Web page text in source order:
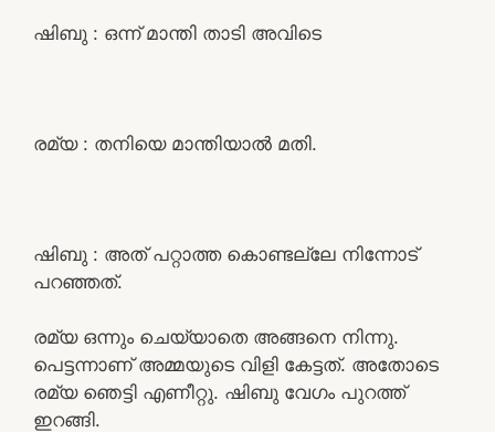
ഷിബു : ഒന്ന് മാന്തി താടി അവിടെ
രമ്യ : തനിയെ മാന്തിയാൽ മതി.
ഷിബു : അത് പറ്റാത്ത കൊണ്ടല്ലേ നിന്നോട്
പറഞ്ഞത്.
രമ്യ ഒന്നും ചെയ്യാതെ അങ്ങനെ നിന്നു.
പെട്ടന്നാണ് അമ്മയുടെ വിളി കേട്ടത്. അതോടെ
രമ്യ ഞെട്ടി എണീറ്റു. ഷിബു വേഗം പുറത്ത്
ഇറങ്ങി.